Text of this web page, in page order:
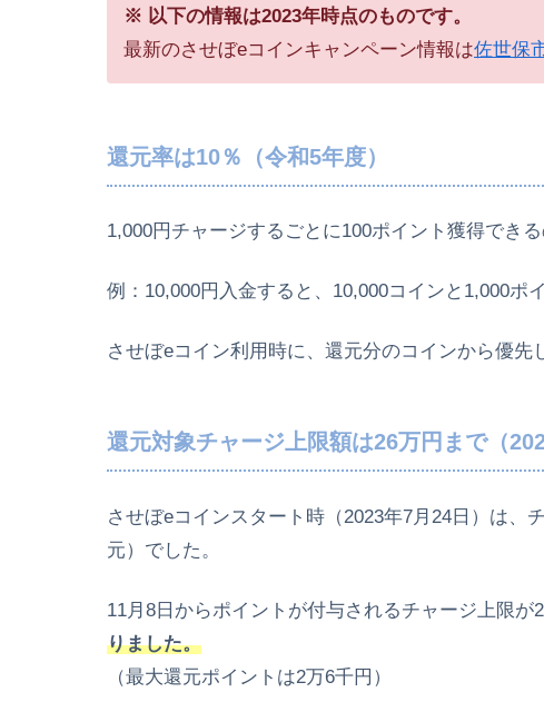
※ 以下の情報は2023年時点のものです。
最新のさせぼeコインキャンペーン情報は佐世保
還元率は10％（令和5年度）
1,000円チャージするごとに100ポイント獲得でき
例：10,000円入金すると、10,000コインと1,000ポ
させぼeコイン利用時に、還元分のコインから優先
還元対象チャージ上限額は26万円まで（
させぼeコインスタート時（2023年7月24日）は、
元）でした。
11月8日からポイントが付与されるチャージ上限が
りました。
（最大還元ポイントは2万6千円）